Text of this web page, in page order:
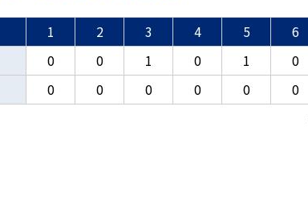
1 2 3 4 5 6
0 0 1 0 1 0
0 0 0 0 0 0